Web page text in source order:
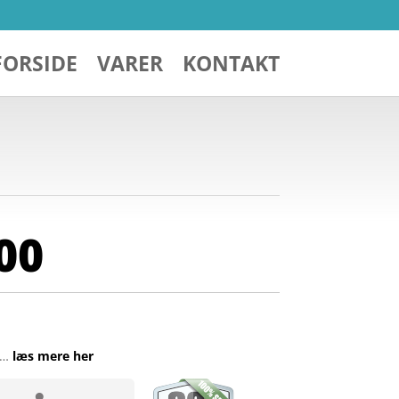
VARER KONTAKT
læs mere her